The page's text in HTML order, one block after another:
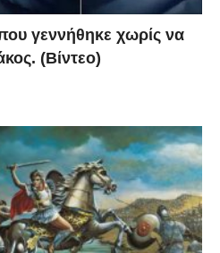
γεννήθηκε χωρίς να
(Βίντεο)